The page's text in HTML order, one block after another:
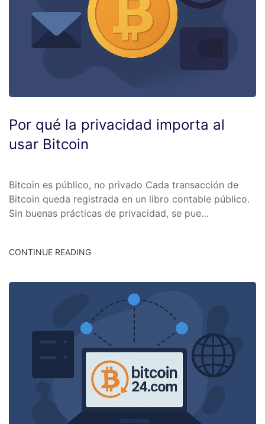
Por qué la privacidad importa al
usar Bitcoin
Bitcoin es público, no privado Cada transacción de
Bitcoin queda registrada en un libro contable público.
Sin buenas prácticas de privacidad, se pue…
CONTINUE READING